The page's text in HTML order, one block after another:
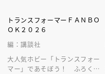
トランスフォーマーＦＡＮＢＯ
ＯＫ２０２６
編：講談社
大人気ホビー「トランスフォー
マー」であそぼう！ ふろくは